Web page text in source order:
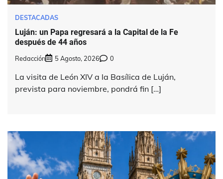
DESTACADAS
Luján: un Papa regresará a la Capital de la Fe
después de 44 años
Redacción 5 Agosto, 2026 0
La visita de León XIV a la Basílica de Luján,
prevista para noviembre, pondrá fin […]